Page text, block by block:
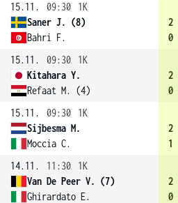
15.11.
09:30
1K
Saner J. (8)
Bahri F.
2
0
15.11.
09:30
1K
Kitahara Y.
Refaat M. (4)
2
0
15.11.
09:30
1K
Sijbesma M.
Moccia C.
2
1
14.11.
11:30
1K
Van De Peer V. (7)
Ghirardato E.
2
0